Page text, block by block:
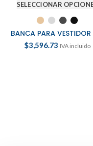
SELECCIONAR
BANCA PARA VESTIDOR
$3,596.73 IVA incluido